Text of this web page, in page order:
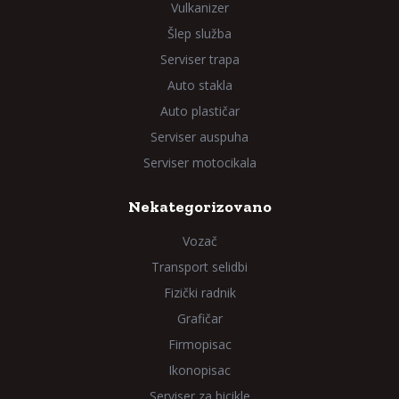
Vulkanizer
Šlep služba
Serviser trapa
Auto stakla
Auto plastičar
Serviser auspuha
Serviser motocikala
Nekategorizovano
Vozač
Transport selidbi
Fizički radnik
Grafičar
Firmopisac
Ikonopisac